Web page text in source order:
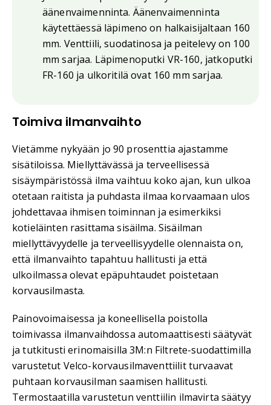
äänenvaimenninta. Äänenvaimenninta
käytettäessä läpimeno on halkaisijaltaan 160
mm. Venttiili, suodatinosa ja peitelevy on 100
mm sarjaa. Läpimenoputki VR-160, jatkoputki
FR-160 ja ulkoritilä ovat 160 mm sarjaa.
Toimiva ilmanvaihto
Vietämme nykyään jo 90 prosenttia ajastamme
sisätiloissa. Miellyttävässä ja terveellisessä
sisäympäristössä ilma vaihtuu koko ajan, kun ulkoa
otetaan raitista ja puhdasta ilmaa korvaamaan ulos
johdettavaa ihmisen toiminnan ja esimerkiksi
kotieläinten rasittama sisäilma. Sisäilman
miellyttävyydelle ja terveellisyydelle olennaista on,
että ilmanvaihto tapahtuu hallitusti ja että
ulkoilmassa olevat epäpuhtaudet poistetaan
korvausilmasta.
Painovoimaisessa ja koneellisella poistolla
toimivassa ilmanvaihdossa automaattisesti säätyvät
ja tutkitusti erinomaisilla 3M:n Filtrete-suodattimilla
varustetut Velco-korvausilmaventtiilit turvaavat
puhtaan korvausilman saamisen hallitusti.
Termostaatilla varustetun venttiilin ilmavirta säätyy